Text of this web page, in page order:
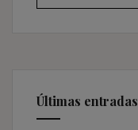
Últimas entradas